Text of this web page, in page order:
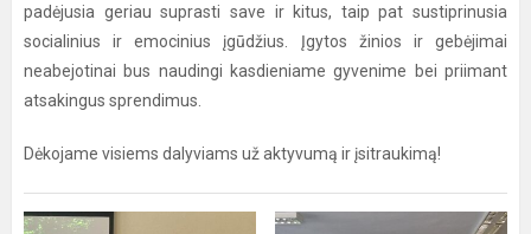
padėjusia geriau suprasti save ir kitus, taip pat sustiprinusia
socialinius ir emocinius įgūdžius. Įgytos žinios ir gebėjimai
neabejotinai bus naudingi kasdieniame gyvenime bei priimant
atsakingus sprendimus.
Dėkojame visiems dalyviams už aktyvumą ir įsitraukimą!